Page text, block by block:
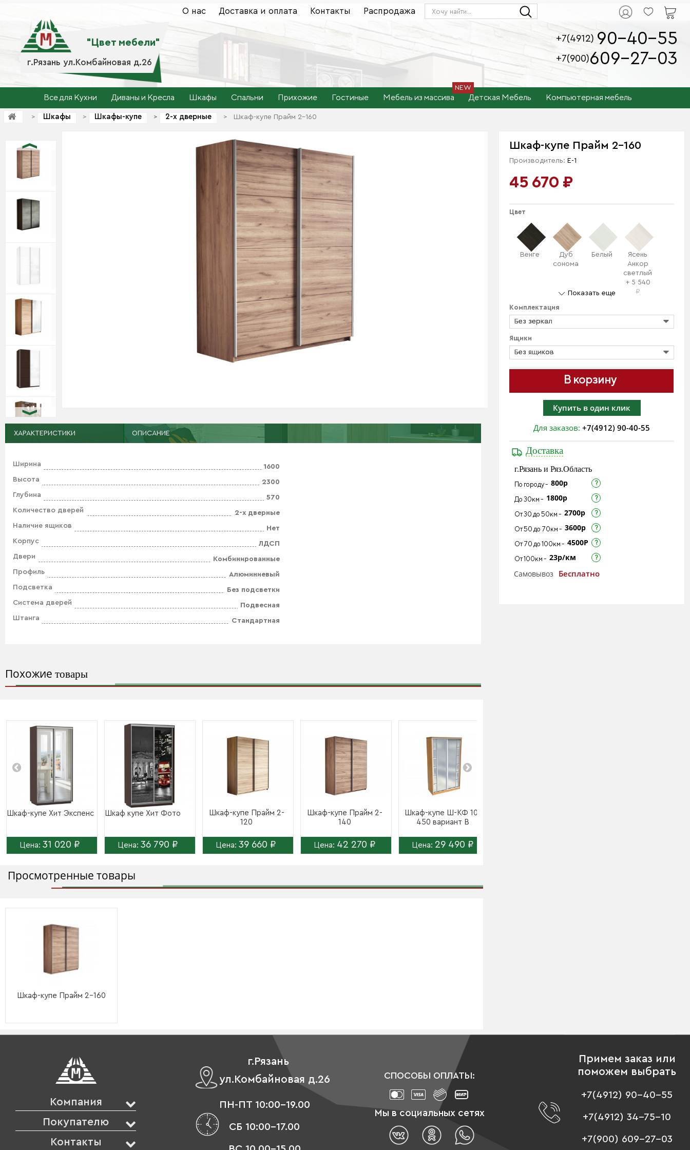
г.Рязань ул.Комбайновая д.26
"Цвет мебели"
О нас Доставка и оплата Контакты Распродажа
+7(4912) 90-40-55
+7(900)609-27-03
Все для Кухни Диваны и Кресла Шкафы Спальни Прихожие Гостиные Мебель из массива Детская Мебель Компьютерная мебель
> Шкафы > Шкафы-купе >
> 2-х дверные > Шкаф-купе Прайм 2-160
Шкаф-купе Прайм 2-160
Производитель: Е-1
45 670 ₽
В корзину
Купить в один клик
Цвет
Венге
Дуб
сонома
Белый
Ясень
Анкор
светлый
+ 5 540
₽
Показать еще
Комплектация
Без зеркал
Ящики
Без ящиков
Для заказов:+7(4912) 90-40-55
Доставка
г.Рязань и Ряз.Область
По городу - 800р
До 30км - 1800р
От 30 до 50км - 2700р
От 50 до 70км - 3600р
От 70 до 100км - 4500Р
От 100км - 23р/км
Самовывоз
Бесплатно
ХАРАКТЕРИСТИКИ ОПИСАНИЕ
Ширина
1600
Высота
2300
Глубина
570
Количество дверей
2-х дверные
Наличие ящиков
Нет
Корпус
ЛДСП
Двери
Комбинированные
Профиль
Алюминиевый
Подсветка
Без подсветки
Система дверей
Подвесная
Штанга
Стандартная
Похожие товары
Шкаф-купе Хит Экспенс
Цена: 31 020 ₽
Шкаф купе Хит Фото
Цена: 36 790 ₽
Шкаф-купе Прайм 2-
120
Цена: 39 660 ₽
Шкаф-купе Прайм 2-
140
Цена: 42 270 ₽
Шкаф-купе Ш-КФ 10-
450 вариант B
Цена: 29 490 ₽
Просмотренные товары
Шкаф-купе Прайм 2-160
Компания
Покупателю
Контакты
г.Рязань
ул.Комбайновая д.26
ПН-ПТ 10:00-19.00
СБ 10:00-17.00
СПОСОБЫ ОПЛАТЫ:
Мы в социальных сетях
Примем заказ или
поможем выбрать
+7(4912) 90-40-55
+7(4912) 34-75-10
+7(900) 609-27-03